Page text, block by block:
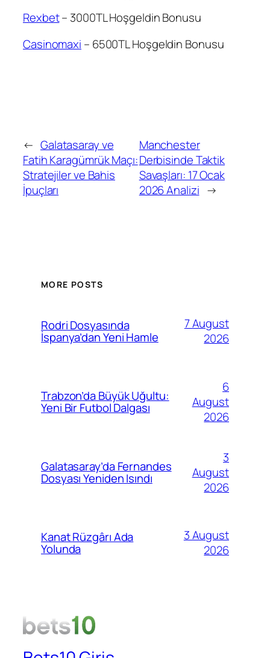
Rexbet– 3000TL Hoşgeldin Bonusu
Casinomaxi – 6500TL Hoşgeldin Bonusu
← Galatasaray ve
Fatih Karagümrük Maçı:
Stratejiler ve Bahis
İpuçları
Manchester
Derbisinde Taktik
Savaşları: 17 Ocak
2026 Analizi →
MORE POSTS
Rodri Dosyasında
İspanya’dan Yeni Hamle
7 August
2026
Trabzon’da Büyük Uğultu:
Yeni Bir Futbol Dalgası
6
August
2026
Galatasaray’da Fernandes
Dosyası Yeniden Isındı
3
August
2026
Kanat Rüzgârı Ada
Yolunda
3 August
2026